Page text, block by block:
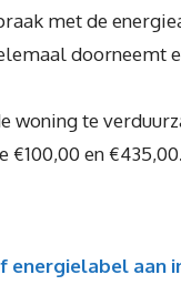
met de
doorneemt
woning te
€100,00 en
energielabel aan